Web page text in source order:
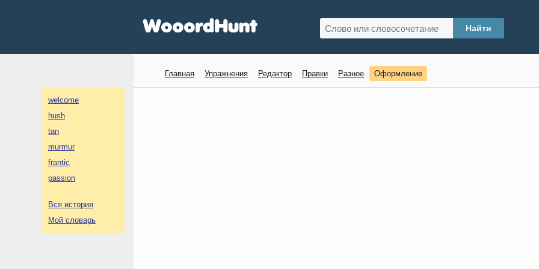
welcome
hush
tan
murmur
frantic
passion
Вся история
Мой словарь
Главная Упражнения Редактор Правки Разное Оформление